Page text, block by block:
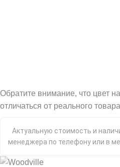
Обратите внимание, что цвет
отличаться от реального
Актуальную стоимость и
менеджера по телефону или в